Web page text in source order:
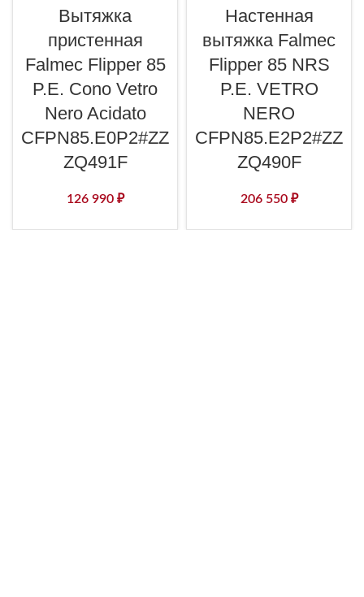
Вытяжка
пристенная
Falmec Flipper 85
P.E. Cono Vetro
Nero Acidato
CFPN85.E0P2#ZZ
ZQ491F
126 990 ₽
Настенная
вытяжка Falmec
Flipper 85 NRS
P.E. VETRO
NERO
CFPN85.E2P2#ZZ
ZQ490F
206 550 ₽